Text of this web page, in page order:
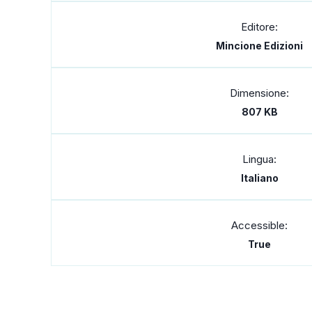
Editore:
Mincione Edizioni
Dimensione:
807 KB
Lingua:
Italiano
Accessible:
True